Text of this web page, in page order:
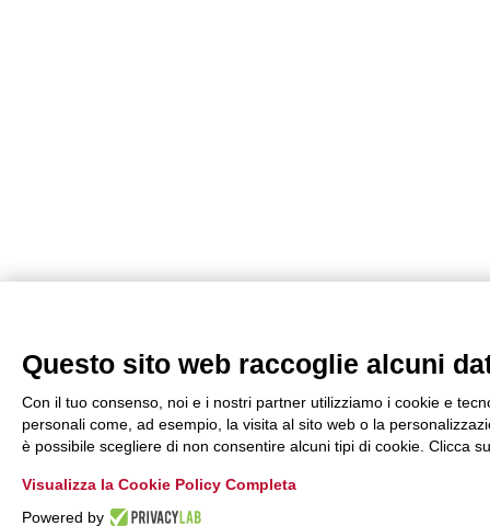
Questo sito web raccoglie alcuni
Con il tuo consenso, noi e i nostri partner utilizziamo i cookie e
personali come, ad esempio, la visita al sito web o la
è possibile scegliere di non consentire alcuni tipi di cookie. Clicca
Visualizza la Cookie Policy Completa
Powered by